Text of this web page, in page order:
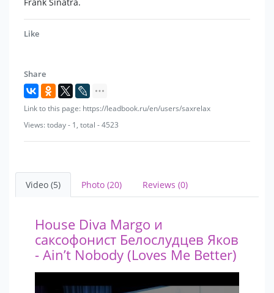
Like
Share
Link to this page: https://leadbook.ru/en/users/saxrelax
Views: today - 1, total - 4523
Video (5) Photo (20) Reviews (0)
House Diva Margo и
саксофонист Белослудцев Яков
- Ain’t Nobody (Loves Me Better)